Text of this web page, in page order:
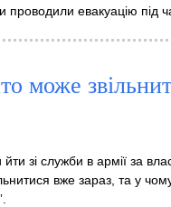
проводили евакуацію під
може
зі служби в армії за
вже зараз, та у